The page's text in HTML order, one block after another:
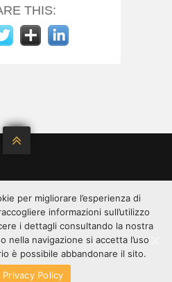
THIS:

DASPREAFICOSPREAFICO
SPA - VIA C. LOMBROSO, 54 -
00348240136 | ISCRIZIONE
| REA 1751995 |
6.000.000,00
per migliorare l’esperienza di
informazioni sull’utilizzo
i dettagli consultando la nostra
nella navigazione si accetta l’uso
è possibile abbandonare il sito.
Privacy Policy